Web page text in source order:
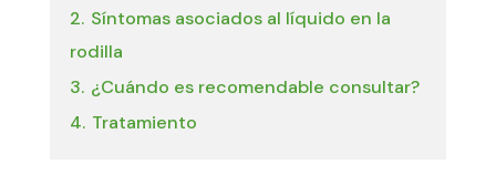
2. Síntomas asociados al líquido en la
rodilla
3. ¿Cuándo es recomendable consultar?
4. Tratamiento